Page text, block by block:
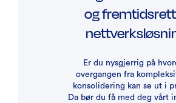
og
Er du nysgjerrig på
overgangen fra
konsolidering kan se ut i
Da bør du få med deg vårt